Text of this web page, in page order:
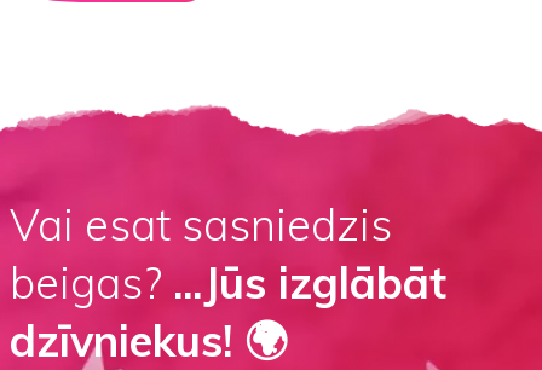
Vai esat sasniedzis
beigas? ...Jūs izglābāt
dzīvniekus! 🌍